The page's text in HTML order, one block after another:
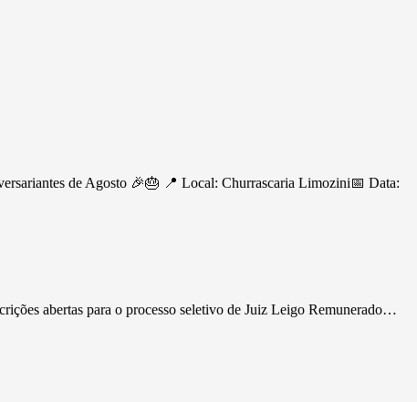
de Agosto 🎉🎂 📍 Local: Churrascaria Limozini📅 Data:
abertas para o processo seletivo de Juiz Leigo Remunerado…